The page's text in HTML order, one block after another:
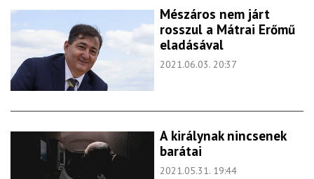
Mészáros nem járt
rosszul a Mátrai Erőmű
eladásával
2021.06.03. 20:37
A királynak nincsenek
barátai
2021.05.31. 19:44